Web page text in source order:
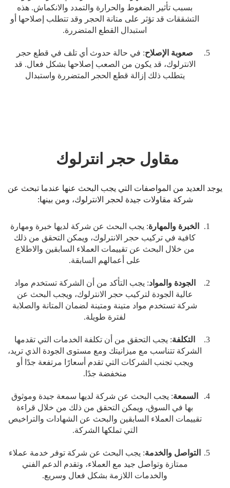
بسبب تأثير الضغوط والحرارة والتمدد والانكماش. هذه
التشققات قد تؤثر على متانة الحجر وقد تتطلب إصلاحها أو
استبدال القطع المتضررة.
صعوبة الإصلاح: في حالة حدوث أي تلف في قطع حجر
الانترلوك، قد يكون من الصعب إصلاحها بشكل فعال. قد
يتطلب ذلك إزالة قطع الحجر المتضررة واستبدال
مقاول حجر انترلوك
يوجد العديد من المواصفات التي يجب البحث عنها عندما تبحث عن
شركة مقاولات جيدة لحجر الانترلوك، ومن بينها:
الخبرة والمهارة: يجب البحث عن شركة لديها خبرة ومهارة
كافية في تركيب حجر الانترلوك، ويمكن التحقق من ذلك
من خلال البحث عن تقييمات العملاء السابقين والاطلاع
على أعمالهم السابقة.
الجودة والمواد: يجب التأكد من أن الشركة تستخدم مواد
عالية الجودة لتركيب حجر الانترلوك، ويجب البحث عن
شركة تستخدم مواد متينة ومتينة لضمان المتانة والصلابة
لفترة طويلة.
التكلفة: يجب التحقق من أن تكلفة الخدمات التي تقدمها
الشركة تتناسب مع ميزانيتك ومع مستوى الجودة الذي تريد،
ويجب تجنب الشركات التي تقدم أسعارًا مرتفعة جدًا أو
منخفضة جدًا.
السمعة: يجب البحث عن شركة لديها سمعة جيدة وموثوق
بها في السوق، ويمكن التحقق من ذلك من خلال قراءة
تقييمات العملاء السابقين والبحث عن الشهادات والتراخيص
التي تملكها الشركة.
التواصل والخدمة: يجب البحث عن شركة توفر خدمة عملاء
ممتازة وتواصل جيد مع العملاء، وتقدم الدعم الفني
والخدمات اللازمة بشكل فعال وسريع.